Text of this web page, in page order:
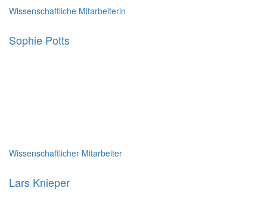
Wissenschaftliche Mitarbeiterin
Sophie Potts
Wissenschaftlicher Mitarbeiter
Lars Knieper